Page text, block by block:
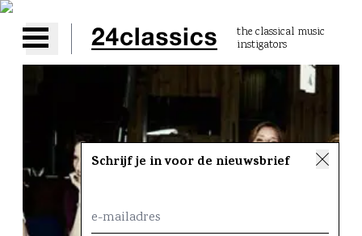
Open main menu
the classical music
instigators
Schrijf je in voor de nieuwsbrief